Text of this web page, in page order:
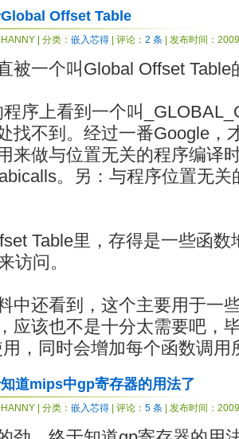
Offset Table
HANNY | 分类： 嵌入芯得 | 评论： 2 条 | 发布时间：
被一个叫Global Offset Table
序上看到一个叫
找不到。经过一番Google，
来做与位置无关的程序编译
。另：与程序位置无
Table里，存得是一些函
访问。
中还看到，这个主要用于一
应该也不是十分太需要吧，
，同时会增加每个函数调用
道mips中gp寄存器的用法了
HANNY | 分类： 嵌入芯得 | 评论： 5 条 | 发布时间：